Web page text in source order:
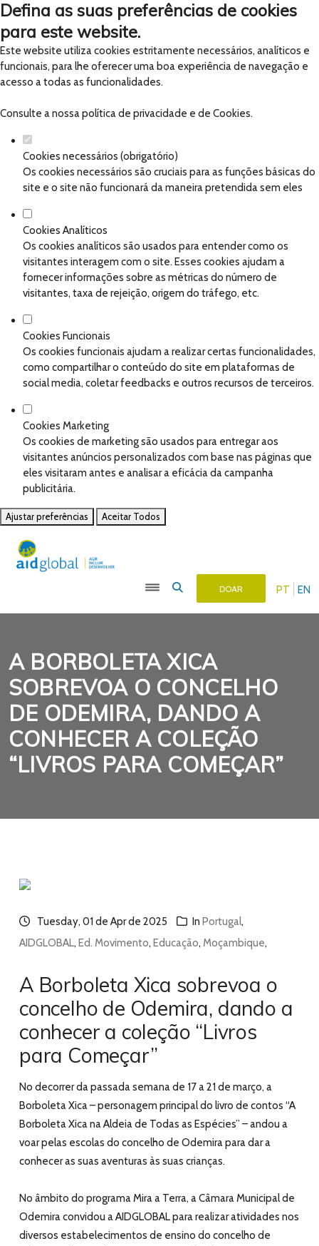
Defina as suas preferências de cookies
para este website.
Este website utiliza cookies estritamente necessários, analíticos e
funcionais, para lhe oferecer uma boa experiência de navegação e
acesso a todas as funcionalidades.
Consulte a nossapolítica de privacidade e de Cookies.
Cookies necessários (obrigatório)
Os cookies necessários são cruciais para as funções básicas do
site e o site não funcionará da maneira pretendida sem eles
Cookies Analíticos
Os cookies analíticos são usados para entender como os
visitantes interagem com o site. Esses cookies ajudam a
fornecer informações sobre as métricas do número de
visitantes, taxa de rejeição, origem do tráfego, etc.
Cookies Funcionais
Os cookies funcionais ajudam a realizar certas funcionalidades,
como compartilhar o conteúdo do site em plataformas de
social media, coletar feedbacks e outros recursos de terceiros.
Cookies Marketing
Os cookies de marketing são usados para entregar aos
visitantes anúncios personalizados com base nas páginas que
eles visitaram antes e analisar a eficácia da campanha
publicitária.
Ajustar preferências Aceitar Todos
PT EN
DOAR
A BORBOLETA XICA
SOBREVOA O CONCELHO
DE ODEMIRA, DANDO A
CONHECER A COLEÇÃO
“LIVROS PARA COMEÇAR”
Tuesday, 01 de Apr de 2025 In Portugal,
AIDGLOBAL, Ed. Movimento, Educação, Moçambique,
A Borboleta Xica sobrevoa o
concelho de Odemira, dando a
conhecer a coleção “Livros
para Começar”
No decorrer da passada semana de 17 a 21 de março, a
Borboleta Xica – personagem principal do livro de contos “A
Borboleta Xica na Aldeia de Todas as Espécies” – andou a
voar pelas escolas do concelho de Odemira para dar a
conhecer as suas aventuras às suas crianças.
No âmbito do programa Mira a Terra, a Câmara Municipal de
Odemira convidou a AIDGLOBAL para realizar atividades nos
diversos estabelecimentos de ensino do concelho de